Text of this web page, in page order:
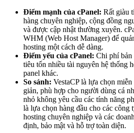
Điểm mạnh của cPanel: Rất giàu
hàng chuyên nghiệp, cộng đồng
và được cập nhật thường xuyên.
WHM (Web Host Manager) để
hosting một cách dễ dàng.
Điểm yếu của cPanel: Chi phí bản
tiêu tốn nhiều tài nguyên hệ thống
panel khác.
So sánh: VestaCP là lựa chọn
giản, phù hợp cho người dùng cá
nhỏ không yêu cầu các tính năng
là lựa chọn hàng đầu cho các công
hosting chuyên nghiệp và các
định, bảo mật và hỗ trợ toàn diện.